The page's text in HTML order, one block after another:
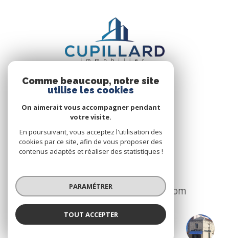
CUPILLARD IMMOBILIER
74 Avenue de Paris
42300Roanne
04 77 70 15 55
ag.roanne@cupillard-immo.com
Comme beaucoup, notre site
utilise les cookies
On aimerait vous accompagner pendant
votre visite.
En poursuivant, vous acceptez l'utilisation des
cookies par ce site, afin de vous proposer des
contenus adaptés et réaliser des statistiques !
PARAMÉTRER
TOUT ACCEPTER